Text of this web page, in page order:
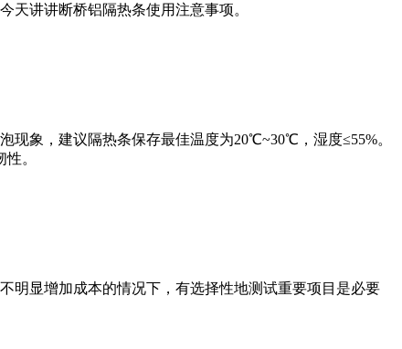
天讲讲断桥铝隔热条使用注意事项。
现象，建议隔热条保存最佳温度为20℃~30℃，湿度≤55%。
。
明显增加成本的情况下，有选择性地测试重要项目是必要